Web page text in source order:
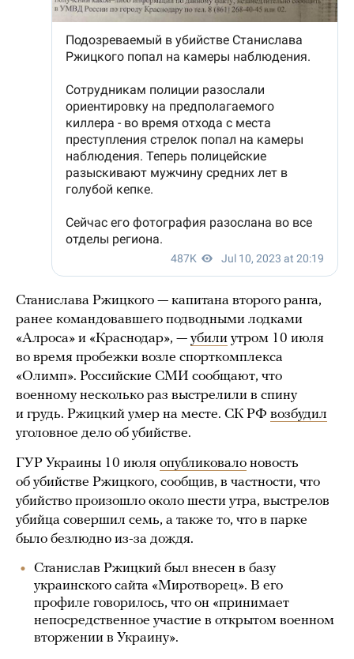
Станислава Ржицкого — капитана второго ранга,
ранее командовавшего подводными лодками
«Алроса» и «Краснодар», — убили утром 10 июля
во время пробежки возле спорткомплекса
«Олимп». Российские СМИ сообщают, что
военному несколько раз выстрелили в спину
и грудь. Ржицкий умер на месте. СК РФ возбудил
уголовное дело об убийстве.
ГУР Украины 10 июля опубликовало новость
об убийстве Ржицкого, сообщив, в частности, что
убийство произошло около шести утра, выстрелов
убийца совершил семь, а также то, что в парке
было безлюдно из-за дождя.
Станислав Ржицкий был внесен в базу
украинского сайта «Миротворец». В его
профиле говорилось, что он «принимает
непосредственное участие в открытом военном
вторжении в Украину».